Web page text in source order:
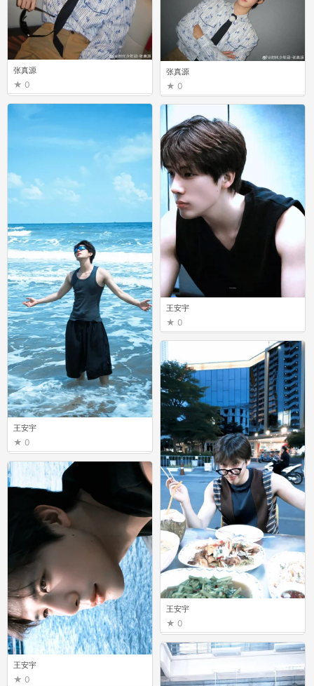
张真源
0
王安宇
0
王安宇
0
王安宇
0
王安宇
0
张真源
0